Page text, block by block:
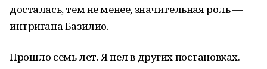
досталась, тем не менее, значительная роль —
интригана Базилио.
Прошло семь лет. Я пел в других постановках.